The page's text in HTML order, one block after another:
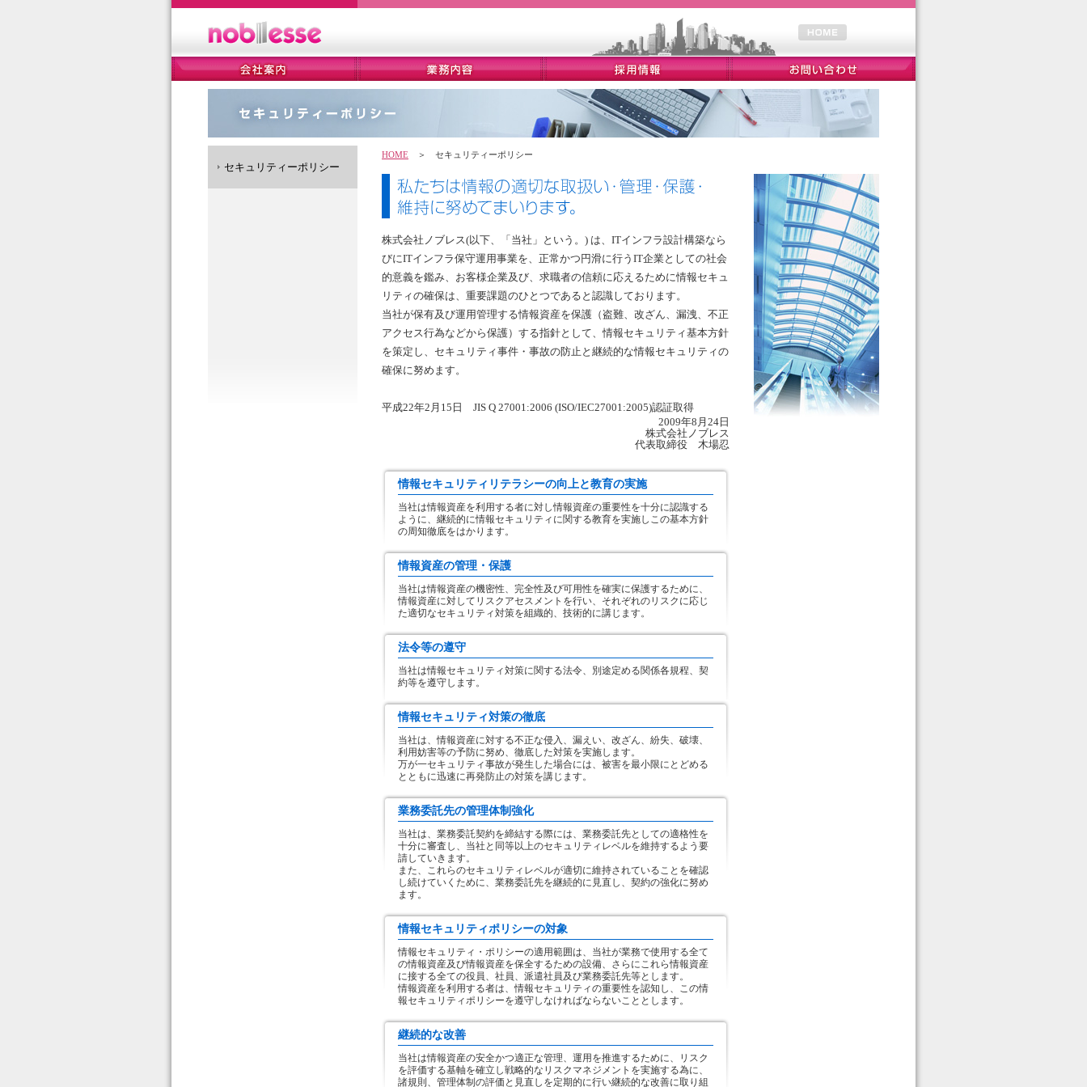
HOME ＞ セキュリティーポリシー
株式会社ノブレス(以下、「当社」という。) は、ITインフラ設計構築なら
びにITインフラ保守運用事業を、正常かつ円滑に行うIT企業としての社会
的意義を鑑み、お客様企業及び、求職者の信頼に応えるために情報セキュ
リティの確保は、重要課題のひとつであると認識しております。
当社が保有及び運用管理する情報資産を保護（盗難、改ざん、漏洩、不正
アクセス行為などから保護）する指針として、情報セキュリティ基本方針
を策定し、セキュリティ事件・事故の防止と継続的な情報セキュリティの
確保に努めます。
平成22年2月15日 JIS Q 27001:2006 (ISO/IEC27001:2005)認証取得
2009年8月24日
株式会社ノブレス
代表取締役 木場忍
情報セキュリティリテラシーの向上と教育の実施
当社は情報資産を利用する者に対し情報資産の重要性を十分に認識する
ように、継続的に情報セキュリティに関する教育を実施しこの基本方針
の周知徹底をはかります。
情報資産の管理・保護
当社は情報資産の機密性、完全性及び可用性を確実に保護するために、
情報資産に対してリスクアセスメントを行い、それぞれのリスクに応じ
た適切なセキュリティ対策を組織的、技術的に講じます。
法令等の遵守
当社は情報セキュリティ対策に関する法令、別途定める関係各規程、契
約等を遵守します。
情報セキュリティ対策の徹底
当社は、情報資産に対する不正な侵入、漏えい、改ざん、紛失、破壊、
利用妨害等の予防に努め、徹底した対策を実施します。
万が一セキュリティ事故が発生した場合には、被害を最小限にとどめる
とともに迅速に再発防止の対策を講じます。
業務委託先の管理体制強化
当社は、業務委託契約を締結する際には、業務委託先としての適格性を
十分に審査し、当社と同等以上のセキュリティレベルを維持するよう要
請していきます。
また、これらのセキュリティレベルが適切に維持されていることを確認
し続けていくために、業務委託先を継続的に見直し、契約の強化に努め
ます。
情報セキュリティポリシーの対象
情報セキュリティ・ポリシーの適用範囲は、当社が業務で使用する全て
の情報資産及び情報資産を保全するための設備、さらにこれら情報資産
に接する全ての役員、社員、派遣社員及び業務委託先等とします。
情報資産を利用する者は、情報セキュリティの重要性を認知し、この情
報セキュリティポリシーを遵守しなければならないこととします。
継続的な改善
当社は情報資産の安全かつ適正な管理、運用を推進するために、リスク
を評価する基軸を確立し戦略的なリスクマネジメントを実施する為に、
諸規則、管理体制の評価と見直しを定期的に行い継続的な改善に取り組
セキュリティーポリシー